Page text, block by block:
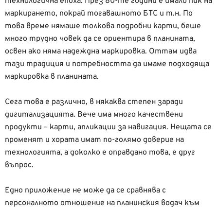
маркирането, покрай тогавашното БТС и т.н. По
това време нямаше толкова подробни карти, беше
много трудно човек да се ориентира в планината,
освен ако няма надеждна маркировка. Оттам идва
тази традиция и потребността да имаме подходяща
маркировка в планината.
Сега това е различно, в някаква степен заради
дигитализацията. Вече има много качествени
продукти – карти, апликации за навигация. Нещата се
променят и хората имат по-голямо доверие на
технологията, а доколко е оправдано това, е друг
въпрос.
Едно приложение не може да се сравнява с
персоналното отношение на планинския водач към